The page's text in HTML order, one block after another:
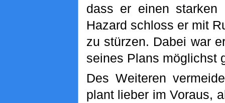
dass er einen
Hazard schloss er mit
zu stürzen. Dabei war
seines Plans möglichst
Des Weiteren
plant lieber im Voraus,